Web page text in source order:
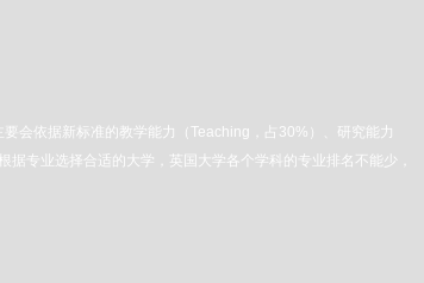
会依据新标准的教学能力（Teaching，占30%）、研究能力
专业选择合适的大学，英国大学各个学科的专业排名不能少，